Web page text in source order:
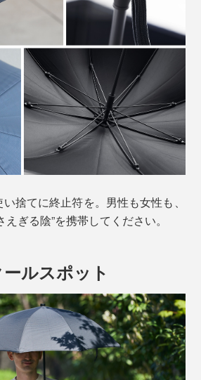
捨てに終止符を。男性も女性も、
ぎる陰”を携帯してください。
ルスポット